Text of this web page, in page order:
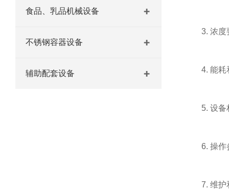
食品、乳品机械设备
不锈钢容器设备
辅助配套设备
3. 浓度要
4. 能耗和
5. 设备材
6. 操作参
7. 维护和